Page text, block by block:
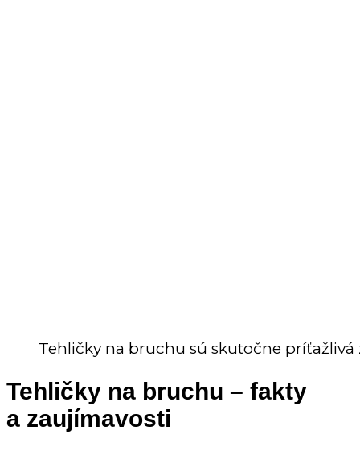
Tehličky na bruchu sú skutočne
Tehličky na bruchu – fakty
a zaujímavosti